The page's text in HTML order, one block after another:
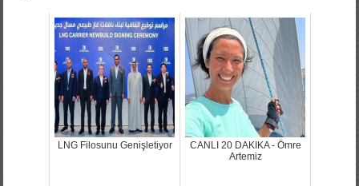
LNG Filosunu Genişletiyor
CANLI 20 DAKIKA - Ömre
Artemiz